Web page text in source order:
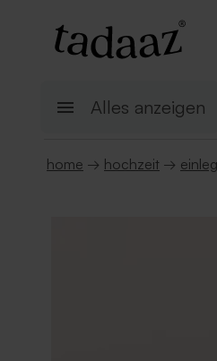
Alles anzeigen
home → hochzeit →